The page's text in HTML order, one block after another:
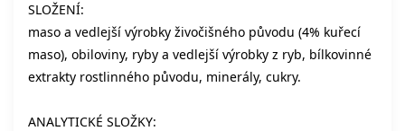
SLOŽENÍ:
maso a vedlejší výrobky živočišného původu (4% kuřecí
maso), obiloviny, ryby a vedlejší výrobky z ryb, bílkovinné
extrakty rostlinného původu, minerály, cukry.
ANALYTICKÉ SLOŽKY: